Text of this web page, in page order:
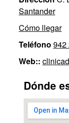
Santander
Cómo llegar
Teléfono 942
Web::
Dónde